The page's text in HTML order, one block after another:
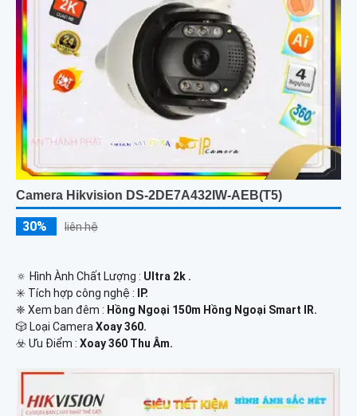
Camera Hikvision DS-2DE7A432IW-AEB(T5)
30% liên hệ
🔅 Hình Ành Chất Lượng : Ultra 2k .
✳️ Tích hợp công nghệ : IP.
❈ Xem ban đêm : Hồng Ngoại 150m Hồng Ngoại Smart IR.
🎲 Loại Camera Xoay 360.
️☣️ Ưu Điểm : Xoay 360 Thu Âm.